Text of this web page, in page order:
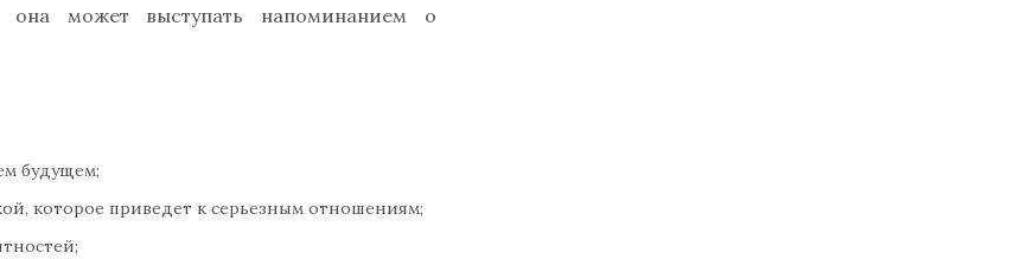
она может выступать напоминанием о
будущем;
которое приведет к серьезным отношениям;